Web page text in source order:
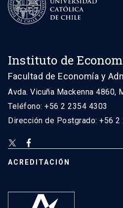
Instituto de
Facultad de Economía y
Avda. Vicuña Mackenna 4860,
Teléfono: +56 2 2354 4303
Dirección de Postgrado: +56 2
ACREDITACIÓN